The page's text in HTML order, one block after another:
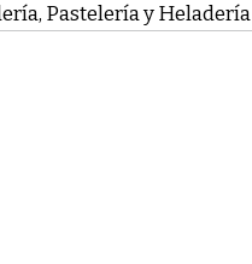
Pastelería y Heladería